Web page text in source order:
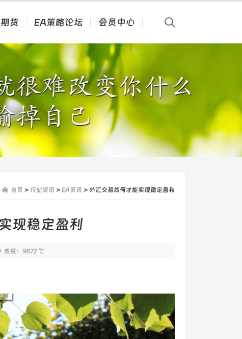
货 EA策略论坛 会员中心
首页 > 行业资讯 > EA资讯 > 外汇交易如何才能实现稳定盈利
现稳定盈利
热度：9872 ℃